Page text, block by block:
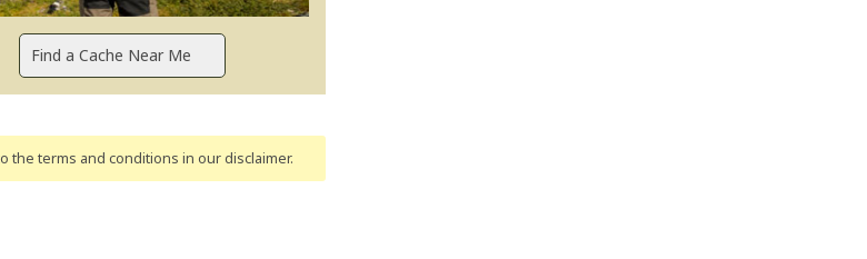
the terms and conditions in our disclaimer.